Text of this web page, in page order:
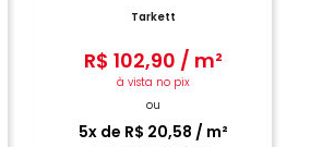
Tarkett
R$ 102,90 / m²
à vista no pix
ou
5x de R$ 20,58 / m²